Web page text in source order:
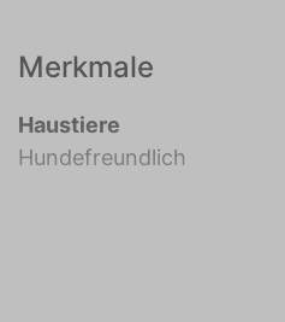
Merkmale
Haustiere
Hundefreundlich